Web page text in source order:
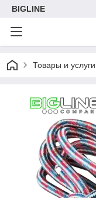
BIGLINE
Товары и услуги